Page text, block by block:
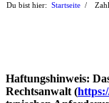
Du bist hier: Startseite /
Haftungshinweis:
Rechtsanwalt (